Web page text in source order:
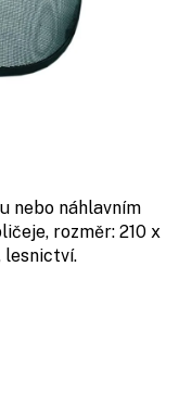
nebo náhlavním
rozměr: 210 x
lesnictví.